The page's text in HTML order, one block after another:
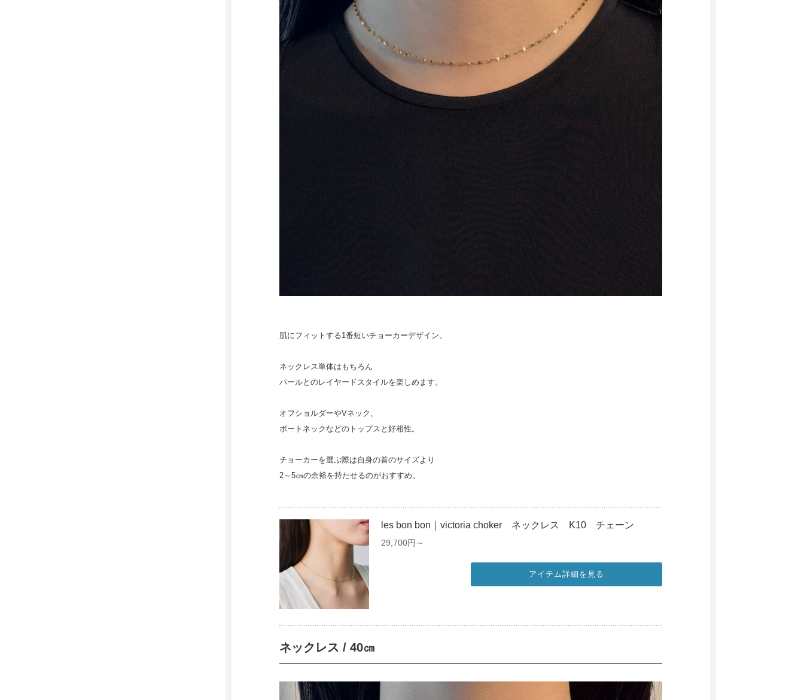
肌にフィットする1番短いチョーカーデザイン。
ネックレス単体はもちろん
パールとのレイヤードスタイルを楽しめます。
オフショルダーやVネック、
ボートネックなどのトップスと好相性。
チョーカーを選ぶ際は自身の首のサイズより
2～5㎝の余裕を持たせるのがおすすめ。
les bon bon｜victoria choker ネックレス K10 チェーン
29,700円～
アイテム詳細を見る
ネックレス / 40㎝